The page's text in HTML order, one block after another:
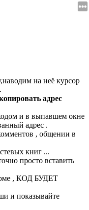
на неё курсор
адрес
и в выпавшем окне
адрес .
, общении в
книг ...
просто вставить
, КОД БУДЕТ
и показывайте